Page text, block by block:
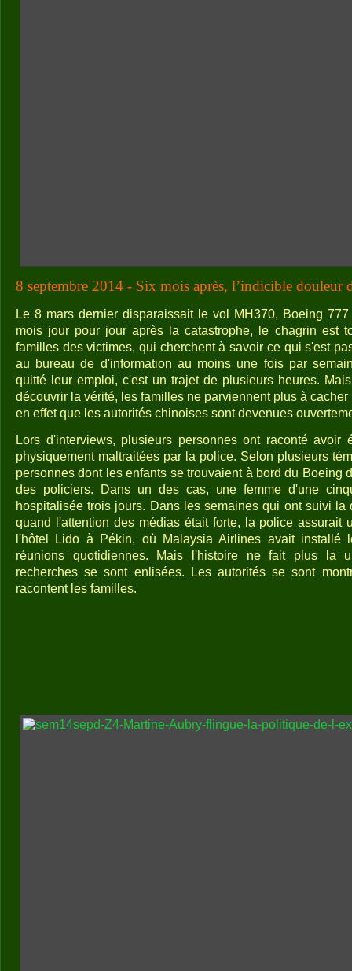
8 septembre 2014 - Six mois après, l’indicible douleur
Le 8 mars dernier disparaissait le vol MH370, Boeing
mois jour pour jour après la catastrophe, le chagrin est
familles des victimes, qui cherchent à savoir ce qui s'est
au bureau de d'information au moins une fois par
quitté leur emploi, c'est un trajet de plusieurs heures.
découvrir la vérité, les familles ne parviennent plus à
en effet que les autorités chinoises sont devenues
Lors d'interviews, plusieurs personnes ont raconté avoir
physiquement maltraitées par la police. Selon plusieurs
personnes dont les enfants se trouvaient à bord du Boeing
des policiers. Dans un des cas, une femme d'une
hospitalisée trois jours. Dans les semaines qui ont suivi la
quand l'attention des médias était forte, la police assurait
l'hôtel Lido à Pékin, où Malaysia Airlines avait installé
réunions quotidiennes. Mais l'histoire ne fait plus la
recherches se sont enlisées. Les autorités se sont
racontent les familles.